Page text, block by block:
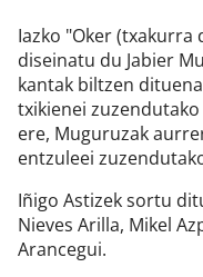
Iazko "Oker
diseinatu du Jabier
kantak biltzen
txikienei
ere, Muguruzak
entzuleei
Iñigo Astizek sortu
Nieves Arilla, Mikel
Arancegui.